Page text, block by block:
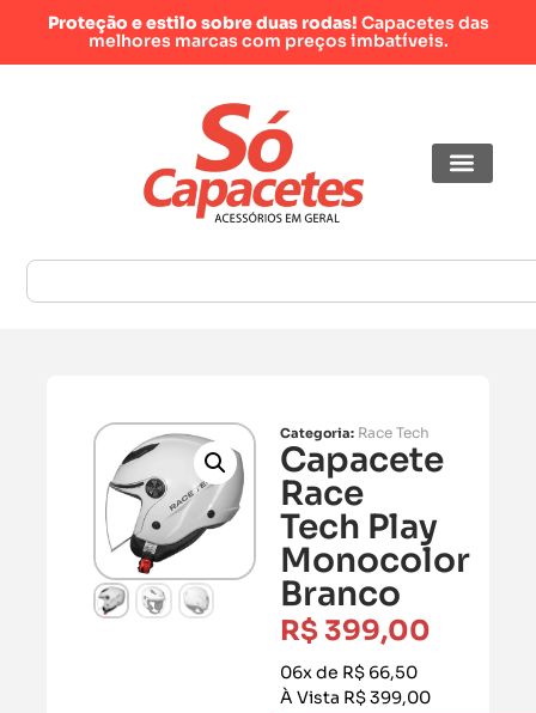
Proteção e estilo sobre duas rodas! Capacetes das
melhores marcas com preços imbatíveis.
Categoria: Race Tech
Capacete
Race
Tech Play
Monocolor
Branco
R$399,00
06x de R$ 66,50
À Vista R$ 399,00